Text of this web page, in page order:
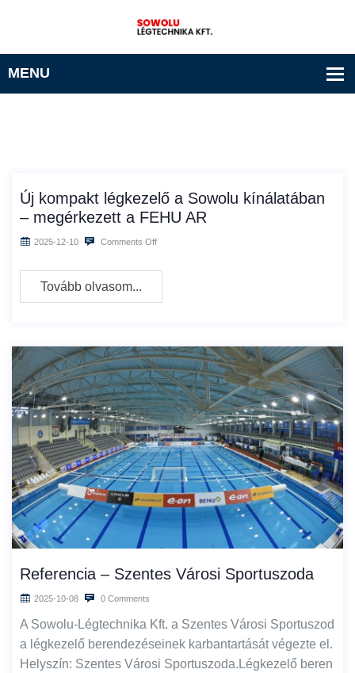
Új kompakt légkezelő a Sowolu kínálatában
– megérkezett a FEHU AR
2025-12-10 Comments Off
Tovább olvasom...
Referencia – Szentes Városi Sportuszoda
2025-10-08 0 Comments
A Sowolu‑Légtechnika Kft. a Szentes Városi Sportuszod
a légkezelő berendezéseinek karbantartását végezte el.
Helyszín: Szentes Városi Sportuszoda.Légkezelő beren